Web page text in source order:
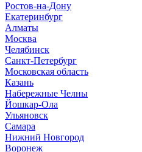
Ростов-на-Дону
Екатеринбург
Алматы
Москва
Челябинск
Санкт-Петербург
Московская область
Казань
Набережные Челны
Йошкар-Ола
Ульяновск
Самара
Нижний Новгород
Воронеж